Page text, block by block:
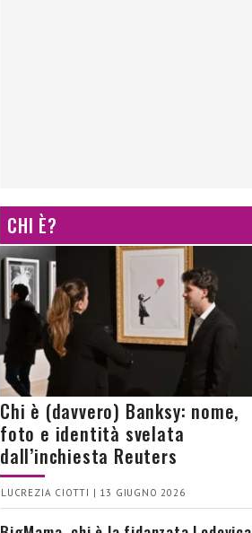
CHI È?
Chi è (davvero) Banksy: nome,
foto e identità svelata
dall’inchiesta Reuters
LUCREZIA CIOTTI | 13 GIUGNO 2026